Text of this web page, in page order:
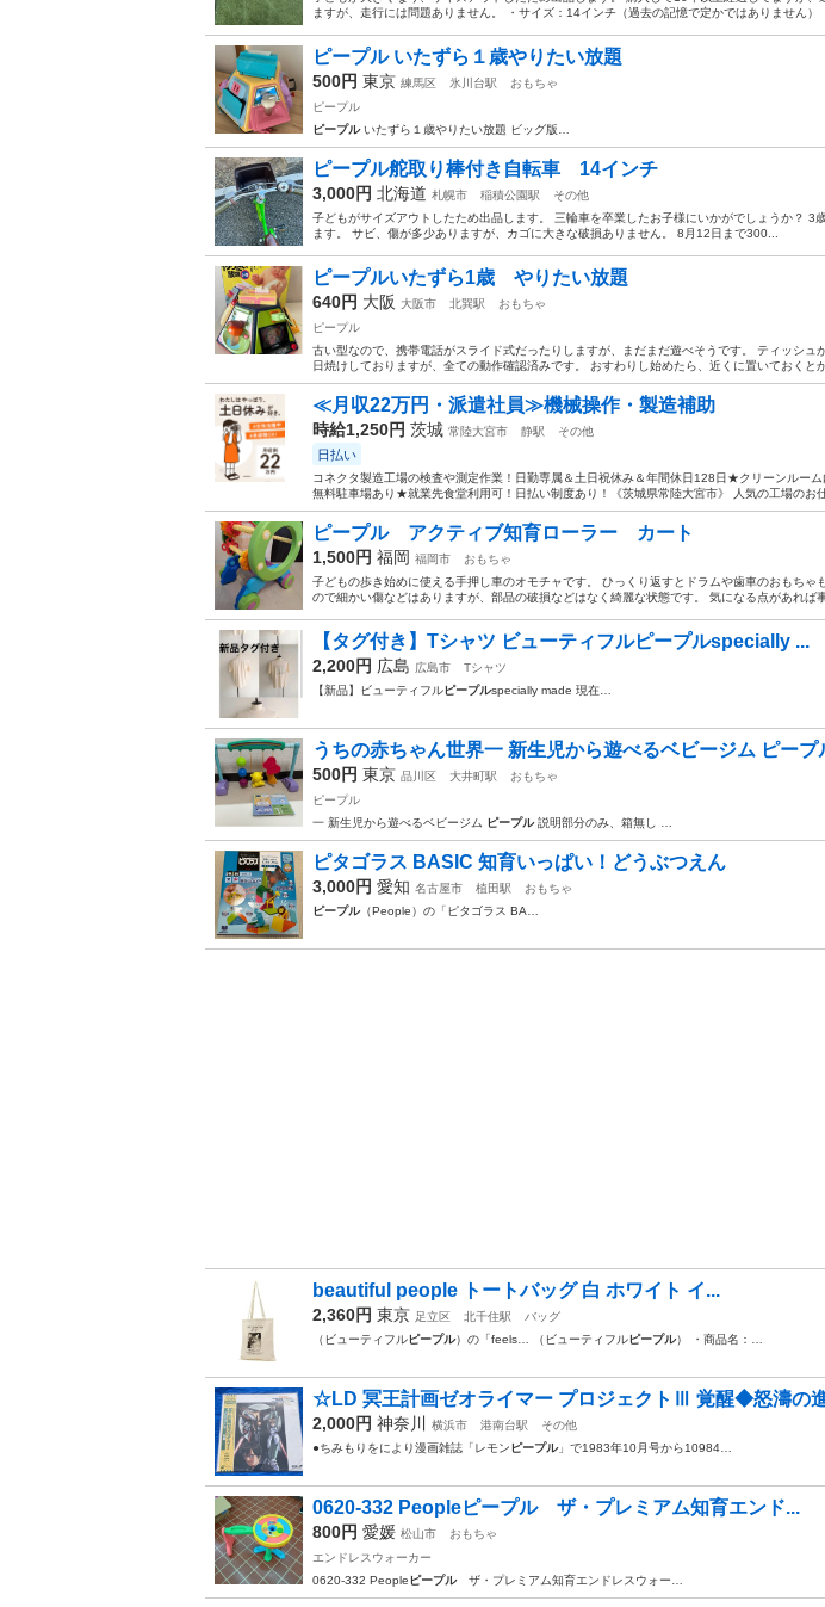
ますが、走行には問題ありません。 ・サイズ：14インチ（過去の記憶で定かではありません）
ピープル いたずら１歳やりたい放題
500円 東京 練馬区 氷川台駅
おもちゃ
ピープル
ピープルいたずら１歳やりたい放題 ビッグ版…
ピープル舵取り棒付き自転車 14インチ
3,000円 北海道 札幌市 稲積公園駅
その他
子どもがサイズアウトしたため出品します。 三輪車を卒業したお子様にいかがでしょうか？ 3
ます。 サビ、傷が多少ありますが、カゴに大きな破損ありません。 8月12日まで300...
ピープルいたずら1歳 やりたい放題
640円 大阪 大阪市 北巽駅
おもちゃ
ピープル
古い型なので、携帯電話がスライド式だったりしますが、まだまだ遊べそうです。 ティッシュ
日焼けしておりますが、全ての動作確認済みです。 おすわりし始めたら、近くに置いておくと
≪月収22万円・派遣社員≫機械操作・製造補助
時給1,250円 茨城 常陸大宮市 静駅 その他
日払い
コネクタ製造工場の検査や測定作業！日勤専属＆土日祝休み＆年間休日128日★クリーンルー
無料駐車場あり★就業先食堂利用可！日払い制度あり！《茨城県常陸大宮市》 人気の工場のお
ピープル アクティブ知育ローラー カート
1,500円 福岡 福岡市
おもちゃ
子どもの歩き始めに使える手押し車のオモチャです。 ひっくり返すとドラムや歯車のおもちゃ
ので細かい傷などはありますが、部品の破損などはなく綺麗な状態です。 気になる点があれば
【タグ付き】Tシャツ ビューティフルピープルspecially ...
2,200円 広島 広島市
Tシャツ
【新品】ビューティフルピープルspecially made 現在…
うちの赤ちゃん世界一 新生児から遊べるベビージム ピープ
500円 東京 品川区 大井町駅
おもちゃ
ピープル
一 新生児から遊べるベビージム ピープル説明部分のみ、箱無し …
ピタゴラス BASIC 知育いっぱい！どうぶつえん
3,000円 愛知 名古屋市 植田駅
おもちゃ
ピープル（People）の「ピタゴラス BA…
beautiful people トートバッグ 白 ホワイト イ...
2,360円 東京 足立区 北千住駅
バッグ
（ビューティフルピープル）の「feels… （ビューティフルピープル） ・商品名：…
☆LD 冥王計画ゼオライマー プロジェクトⅢ 覚醒◆怒濤の
2,000円 神奈川 横浜市 港南台駅
その他
●ちみもりをにより漫画雑誌「レモン ピープル」で1983年10月号から10984…
0620-332 Peopleピープル ザ・プレミアム知育エンド...
800円 愛媛 松山市
おもちゃ
エンドレスウォーカー
0620-332 People ピープルザ・プレミアム知育エンドレスウォー…